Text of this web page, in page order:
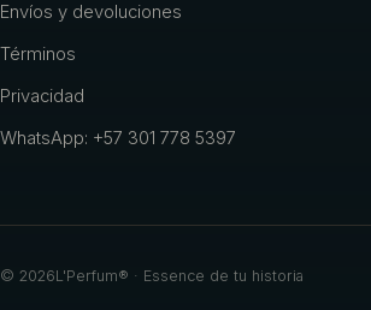
Envíos y devoluciones
Términos
Privacidad
WhatsApp: +57 301 778 5397
© 2026L'Perfum® · Essence de tu historia